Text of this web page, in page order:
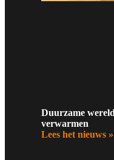
Duurzame
verwarmen
Lees het nieuws »